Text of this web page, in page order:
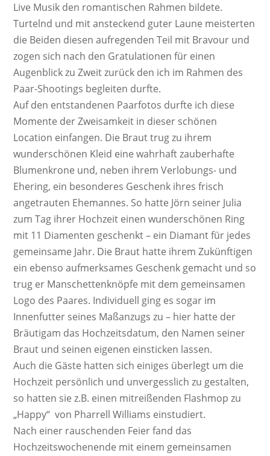
Live Musik den romantischen Rahmen bildete.
Turtelnd und mit ansteckend guter Laune meisterten
die Beiden diesen aufregenden Teil mit Bravour und
zogen sich nach den Gratulationen für einen
Augenblick zu Zweit zurück den ich im Rahmen des
Paar-Shootings begleiten durfte.
Auf den entstandenen Paarfotos durfte ich diese
Momente der Zweisamkeit in dieser schönen
Location einfangen. Die Braut trug zu ihrem
wunderschönen Kleid eine wahrhaft zauberhafte
Blumenkrone und, neben ihrem Verlobungs- und
Ehering, ein besonderes Geschenk ihres frisch
angetrauten Ehemannes. So hatte Jörn seiner Julia
zum Tag ihrer Hochzeit einen wunderschönen Ring
mit 11 Diamenten geschenkt – ein Diamant für jedes
gemeinsame Jahr. Die Braut hatte ihrem Zukünftigen
ein ebenso aufmerksames Geschenk gemacht und so
trug er Manschettenknöpfe mit dem gemeinsamen
Logo des Paares. Individuell ging es sogar im
Innenfutter seines Maßanzugs zu – hier hatte der
Bräutigam das Hochzeitsdatum, den Namen seiner
Braut und seinen eigenen einsticken lassen.
Auch die Gäste hatten sich einiges überlegt um die
Hochzeit persönlich und unvergesslich zu gestalten,
so hatten sie z.B. einen mitreißenden Flashmop zu
„Happy“ von Pharrell Williams einstudiert.
Nach einer rauschenden Feier fand das
Hochzeitswochenende mit einem gemeinsamen